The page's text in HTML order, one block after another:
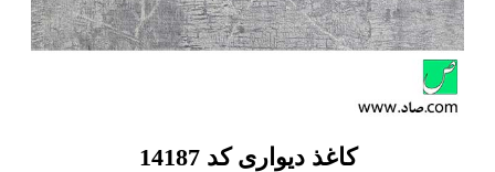
کاغذ دیواری کد 14187